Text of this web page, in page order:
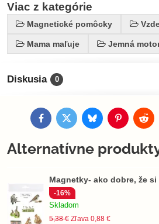
Viac z kategórie
Magnetické pomôcky
Mama maľuje Jemná
Diskusia 0
FacebookTwitterBlueskyPinterest
Alternatívne
Magnetky- ako dobre, že si
-16%
Skladom
5,38 € Zľava 0,88 €